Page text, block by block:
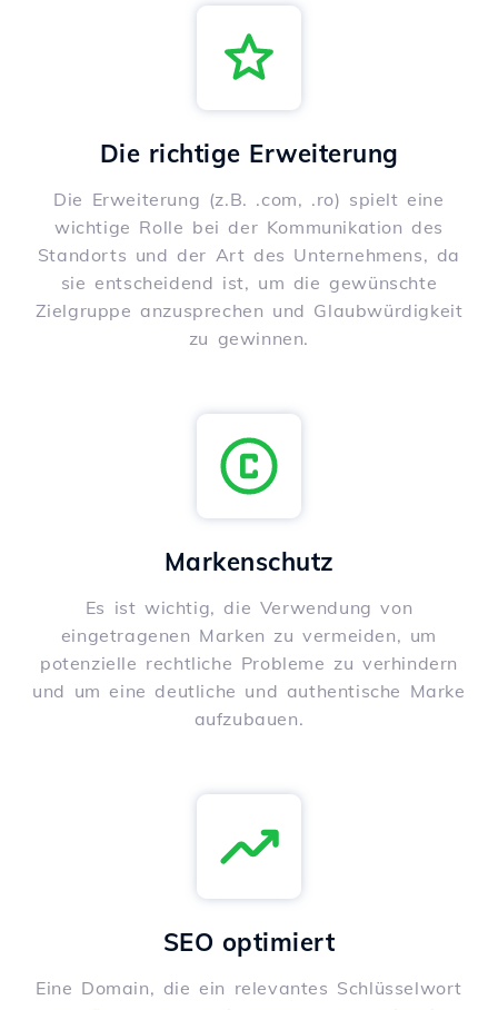
Die richtige Erweiterung
Die Erweiterung (z.B. .com, .ro) spielt eine
wichtige Rolle bei der Kommunikation des
Standorts und der Art des Unternehmens, da
sie entscheidend ist, um die gewünschte
Zielgruppe anzusprechen und Glaubwürdigkeit
zu gewinnen.
Markenschutz
Es ist wichtig, die Verwendung von
eingetragenen Marken zu vermeiden, um
potenzielle rechtliche Probleme zu verhindern
und um eine deutliche und authentische Marke
aufzubauen.
SEO optimiert
Eine Domain, die ein relevantes Schlüsselwort